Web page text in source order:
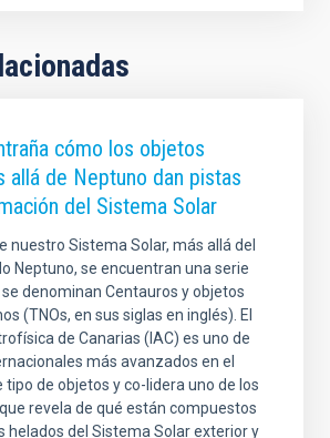
cómo los objetos
allá de Neptuno dan pistas
del Sistema Solar
nuestro Sistema Solar, más allá del
Neptuno, se encuentran una serie
denominan Centauros y objetos
(TNOs, en sus siglas en inglés). El
de Canarias (IAC) es uno de
más avanzados en el
tipo de objetos y co-lidera uno de los
revela de qué están compuestos
helados del Sistema Solar exterior y